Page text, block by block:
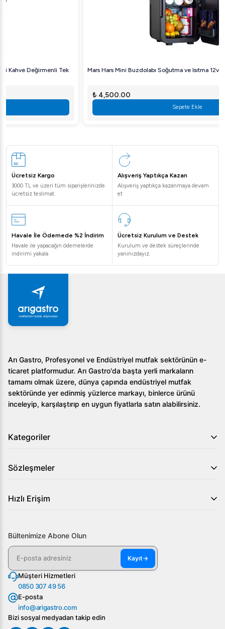
Mars Hars Mini Buzdolabı Soğutma ve Isıtma 12v ve 220v 10Lt
Ücretsiz Kargo
3000 TL ve üzeri tüm siparişlerinizde
ücretsiz teslimat.
Alışveriş Yaptıkça Kazan
Alışveriş yaptıkça kazanmaya devam
et
Havale İle Ödemede %2 İndirim
Havale ile yapacağın ödemelerde
indirimi yakala
Ücretsiz Kurulum ve Destek
Kurulum ve destek süreçlerinde
yanınızdayız.
Arı Gastro, Profesyonel ve Endüstriyel mutfak sektörünün e-
ticaret platformudur. Arı Gastro'da başta yerli markaların
tamamı olmak üzere, dünya çapında endüstriyel mutfak
sektöründe yer edinmiş yüzlerce markayı, binlerce ürünü
inceleyip, karşılaştırıp en uygun fiyatlarla satın alabilirsiniz.
Kategoriler
Sözleşmeler
Hızlı Erişim
Bültenimize Abone Olun
Kayıt→
Müşteri Hizmetleri
0850 307 49 56
E-posta
info@arigastro.com
Bizi sosyal medyadan takip edin